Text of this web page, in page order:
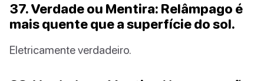
37. Verdade ou Mentira: Relâmpago é
mais quente que a superfície do sol.
Eletricamente verdadeiro.